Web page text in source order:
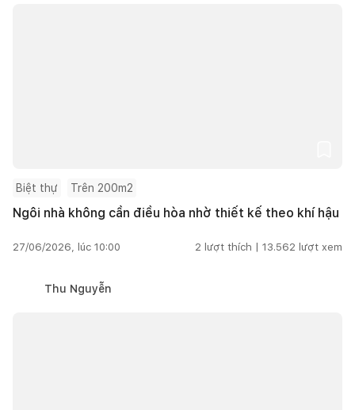
Biệt thự Trên 200m2
Ngôi nhà không cần điều hòa nhờ thiết kế theo khí hậu
27/06/2026, lúc 10:00 2 lượt thích | 13.562 lượt xem
Thu Nguyễn